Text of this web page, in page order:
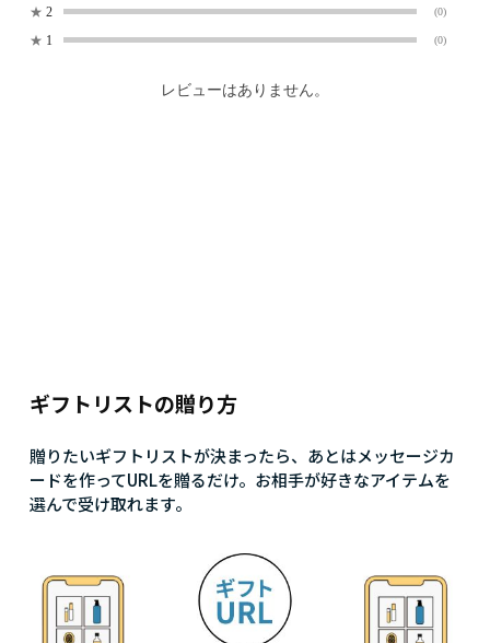
★ 2 (0)
★ 1 (0)
レビューはありません。
ギフトリストの贈り方
贈りたいギフトリストが決まったら、あとはメッセージカ
ードを作ってURLを贈るだけ。お相手が好きなアイテムを
選んで受け取れます。